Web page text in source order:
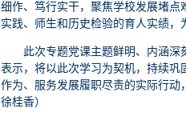
细作、笃行实干，聚焦学校发展堵点
实践、师生和历史检验的育人实绩
此次专题党课主题鲜明、内涵
表示，将以此次学习为契机，持续
作为、服务发展履职尽责的实际行
徐桂香）